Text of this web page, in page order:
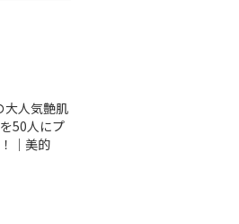
大人気艶肌
50人にプ
｜美的